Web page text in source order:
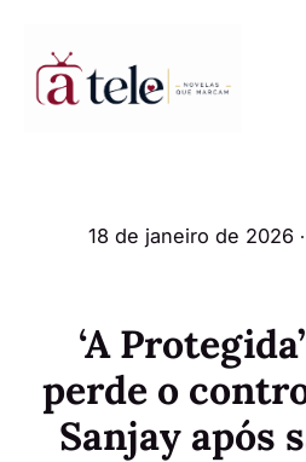
18 de janeiro de 2026
‘A
perde o
Sanjay após